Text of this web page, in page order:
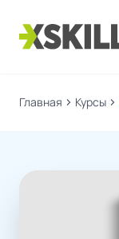
Главная chevron_right Курсы chevron_right